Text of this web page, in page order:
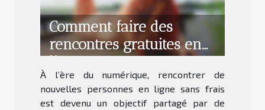
Comment faire des
rencontres gratuites en
ligne sans payer ?
À l’ère du numérique, rencontrer de
nouvelles personnes en ligne sans frais
est devenu un objectif partagé par de